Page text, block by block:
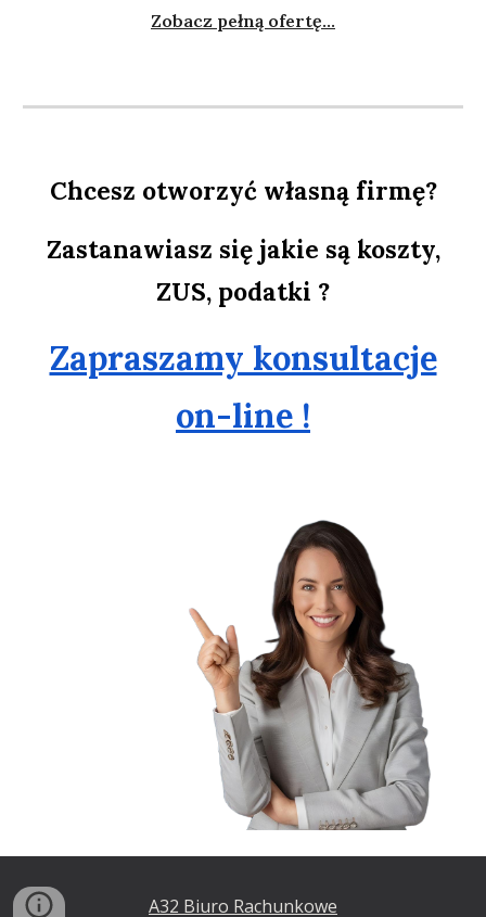
Zobacz pełną ofertę...
Chcesz otworzyć własną firmę?
Zastanawiasz się jakie są koszty,
ZUS, podatki ?
Zapraszamy konsultacje
on-line !
A32 Biuro Rachunkowe